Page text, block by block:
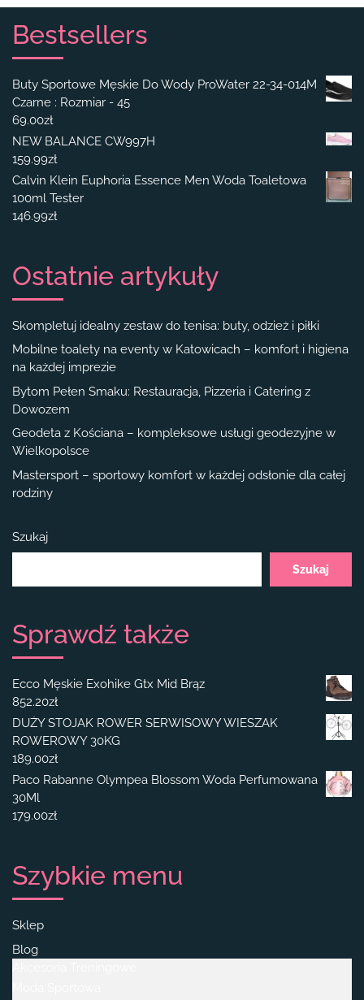
Bestsellers
Buty Sportowe Męskie Do Wody ProWater 22-34-014M
Czarne : Rozmiar - 45
69.00zł
NEW BALANCE CW997H
159.99zł
Calvin Klein Euphoria Essence Men Woda Toaletowa
100ml Tester
146.99zł
Ostatnie artykuły
Skompletuj idealny zestaw do tenisa: buty, odzież i piłki
Mobilne toalety na eventy w Katowicach – komfort i higiena
na każdej imprezie
Bytom Pełen Smaku: Restauracja, Pizzeria i Catering z
Dowozem
Geodeta z Kościana – kompleksowe usługi geodezyjne w
Wielkopolsce
Mastersport – sportowy komfort w każdej odsłonie dla całej
rodziny
Szukaj
Szukaj
Sprawdź także
Ecco Męskie Exohike Gtx Mid Brąz
852.20zł
DUŻY STOJAK ROWER SERWISOWY WIESZAK
ROWEROWY 30KG
189.00zł
Paco Rabanne Olympea Blossom Woda Perfumowana
30Ml
179.00zł
Szybkie menu
Sklep
Blog